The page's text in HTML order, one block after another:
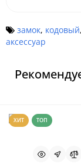
замок, кодовый,
аксессуар
ХИТ ТОП